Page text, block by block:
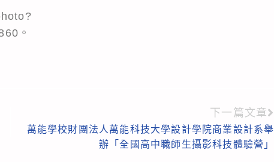
。
下一篇文章
萬能學校財團法人萬能科技大學設計學院商業設計系舉
辦「全國高中職師生攝影科技體驗營」